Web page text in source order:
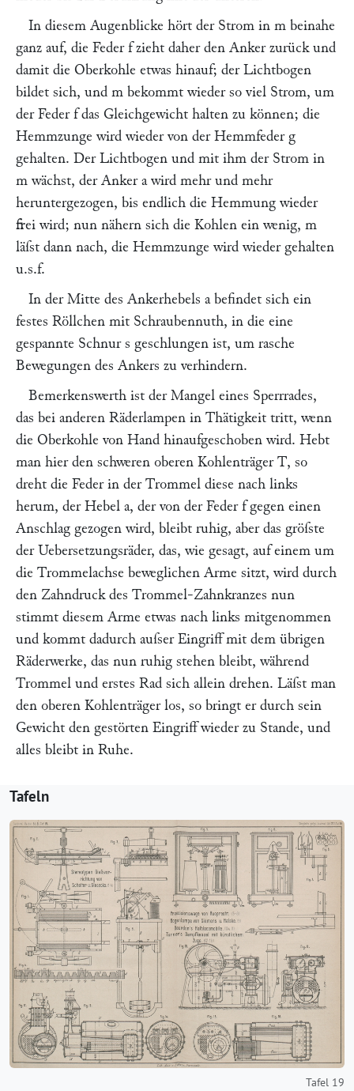
In diesem Augenblicke hört der Strom in m beinahe
ganz auf, die Feder fzieht daher den Anker zurück und
damit die Oberkohle etwas hinauf; der Lichtbogen
bildet sich, und m bekommt wieder so viel Strom, um
der Feder fdas Gleichgewicht halten zu können; die
Hemmzunge wird wieder von der Hemmfeder g
gehalten. Der Lichtbogen und mit ihm der Strom in
m wächst, der Anker awird mehr und mehr
heruntergezogen, bis endlich die Hemmung wieder
frei wird; nun nähern sich die Kohlen ein wenig, m
läſst dann nach, die Hemmzunge wird wieder gehalten
u.s.f.
In der Mitte des Ankerhebels abefindet sich ein
festes Röllchen mit Schraubennuth, in die eine
gespannte Schnur s geschlungen ist, um rasche
Bewegungen des Ankers zu verhindern.
Bemerkenswerth ist der Mangel eines Sperrrades,
das bei anderen Räderlampen in Thätigkeit tritt, wenn
die Oberkohle von Hand hinaufgeschoben wird. Hebt
man hier den schweren oberen Kohlenträger T, so
dreht die Feder in der Trommel diese nach links
herum, der Hebel a, der von der Feder fgegen einen
Anschlag gezogen wird, bleibt ruhig, aber das gröſste
der Uebersetzungsräder, das, wie gesagt, auf einem um
die Trommelachse beweglichen Arme sitzt, wird durch
den Zahndruck des Trommel-Zahnkranzes nun
stimmt diesem Arme etwas nach links mitgenommen
und kommt dadurch auſser Eingriff mit dem übrigen
Räderwerke, das nun ruhig stehen bleibt, während
Trommel und erstes Rad sich allein drehen. Läſst man
den oberen Kohlenträger los, so bringt er durch sein
Gewicht den gestörten Eingriff wieder zu Stande, und
alles bleibt in Ruhe.
Tafeln
Tafel 19